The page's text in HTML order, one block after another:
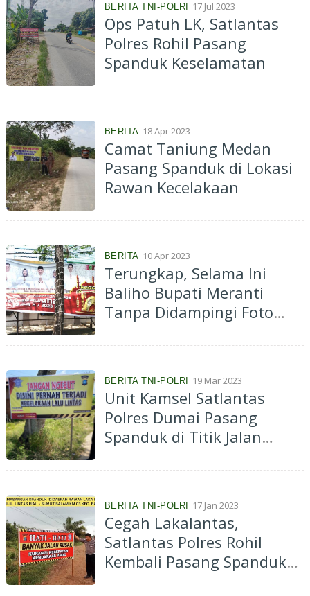
BERITA TNI-POLRI 17 Jul 2023
Ops Patuh LK, Satlantas
Polres Rohil Pasang
Spanduk Keselamatan
BERITA 18 Apr 2023
Camat Taniung Medan
Pasang Spanduk di Lokasi
Rawan Kecelakaan
BERITA 10 Apr 2023
Terungkap, Selama Ini
Baliho Bupati Meranti
Tanpa Didampingi Foto
BERITA TNI-POLRI 19 Mar 2023
Unit Kamsel Satlantas
Polres Dumai Pasang
Spanduk di Titik Jalan
BERITA TNI-POLRI 17 Jan 2023
Cegah Lakalantas,
Satlantas Polres Rohil
Kembali Pasang Spanduk